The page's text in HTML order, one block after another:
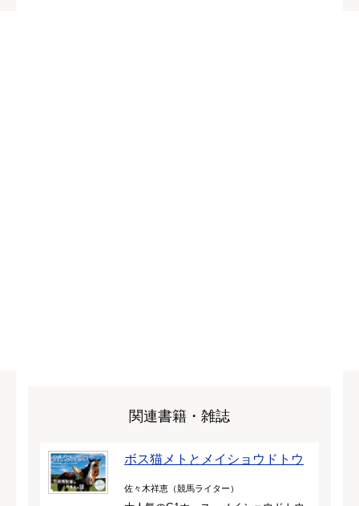
関連書籍・雑誌
ボス猫メトとメイショウドトウ
佐々木祥恵（競馬ライター）